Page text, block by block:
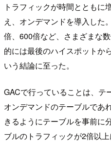
トラフィックが時間とともに
え、オンデマンドを導入した
倍、600倍など、さまざまな
的には最後のハイスポットか
いう結論に至った。
GACで行っていることは、テ
オンデマンドのテーブルであ
きるようにテーブルを事前に
ブルのトラフィックが2倍以